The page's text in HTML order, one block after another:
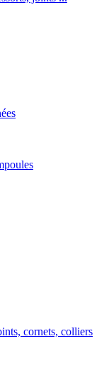
cornets, colliers